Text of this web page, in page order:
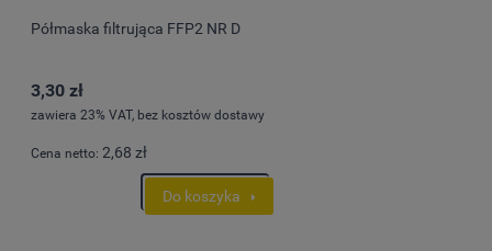
Półmaska filtrująca FFP2 NR D
3,30 zł
zawiera 23% VAT, bez kosztów dostawy
Cena netto: 2,68 zł
Do koszyka